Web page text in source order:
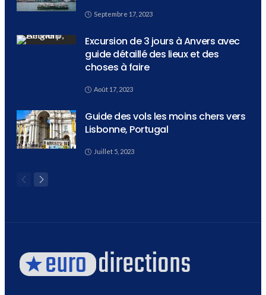
Septembre 17, 2023
Excursion de 3 jours à Anvers avec
guide détaillé des lieux et des
choses à faire
Août 17, 2023
Guide des vols les moins chers vers
Lisbonne, Portugal
Juillet 5, 2023